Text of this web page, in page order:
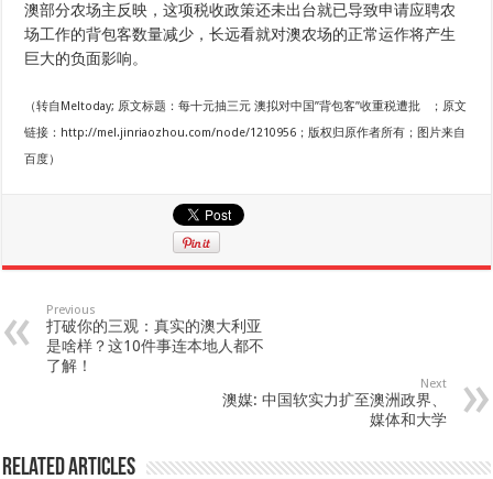
澳部分农场主反映，这项税收政策还未出台就已导致申请应聘农
场工作的背包客数量减少，长远看就对澳农场的正常运作将产生
巨大的负面影响。
（转自Meltoday; 原文标题：每十元抽三元 澳拟对中国”背包客”收重税遭批 ；原文
链接：http://mel.jinriaozhou.com/node/1210956；版权归原作者所有；图片来自
百度）
Previous
打破你的三观：真实的澳大利亚
是啥样？这10件事连本地人都不
了解！
Next
澳媒: 中国软实力扩至澳洲政界、
媒体和大学
Related Articles